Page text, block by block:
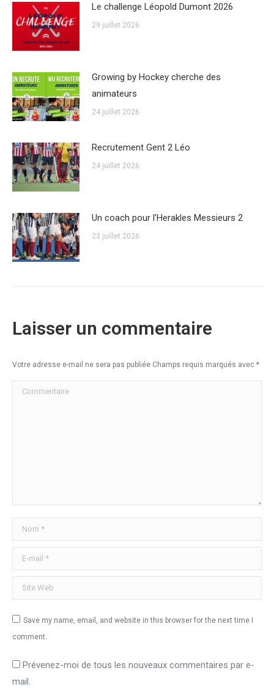
Le challenge Léopold Dumont 2026
29 juillet 2026
Growing by Hockey cherche des
animateurs
24 juillet 2026
Recrutement Gent 2 Léo
24 juillet 2026
Un coach pour l’Herakles Messieurs 2
23 juillet 2026
Laisser un commentaire
Votre adresse e-mail ne sera pas publiée Champs requis marqués avec *
Commentaire
Nom *
E-mail *
Site Web
Save my name, email, and website in this browser for the next time I
comment.
Prévenez-moi de tous les nouveaux commentaires par e-
mail.